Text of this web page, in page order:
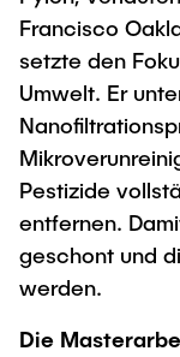
Francisco
setzte den
Umwelt. Er
Pestizide
entfernen.
geschont und
werden.
Die